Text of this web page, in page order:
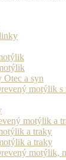
a syn
motýlik s
motýlik a
a traky
a traky
motýlik,